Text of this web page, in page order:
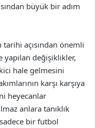
büyük bir adım
tarihi açısından önemli
yapılan değişiklikler,
hale gelmesini
karşı karşıya
heyecanlar
anlara tanıklık
bir futbol